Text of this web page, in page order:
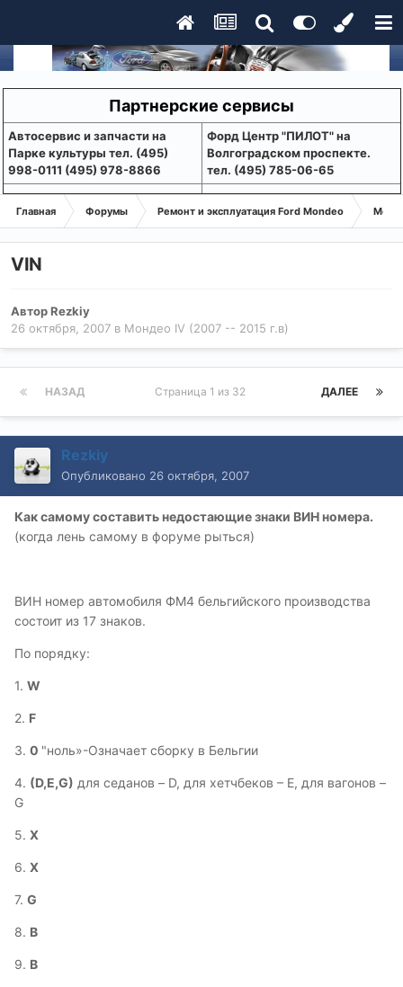
Партнерские сервисы
Aвтосервис и запчасти на
Парке культуры тел. (495)
998-0111 (495) 978-8866
Форд Центр "ПИЛОТ" на
Волгоградском проспекте.
тел. (495) 785-06-65
Главная Форумы Ремонт и эксплуатация Ford Mondeo
VIN
АвторRezkiy
26 октября, 2007 в Мондео IV (2007 -- 2015 г.в)
НАЗАД ДАЛЕЕ
Страница 1 из 32
Rezkiy
Опубликовано 26 октября, 2007
Как самому составить недостающие знаки ВИН номера.
(когда лень самому в форуме рыться)
ВИН номер автомобиля ФМ4 бельгийского производства
состоит из 17 знаков.
По порядку:
1. W
2. F
3. 0 "ноль»-Означает сборку в Бельгии
4. (D,E,G) для седанов – D, для хетчбеков – Е, для вагонов –
G
5. Х
6. Х
7. G
8. B
9. B